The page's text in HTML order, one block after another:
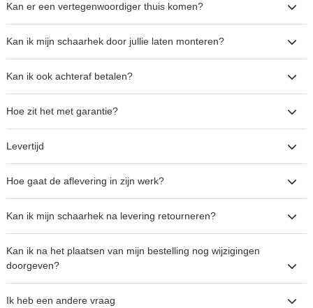
Kan er een vertegenwoordiger thuis komen?
Kan ik mijn schaarhek door jullie laten monteren?
Kan ik ook achteraf betalen?
Hoe zit het met garantie?
Levertijd
Hoe gaat de aflevering in zijn werk?
Kan ik mijn schaarhek na levering retourneren?
Kan ik na het plaatsen van mijn bestelling nog wijzigingen
doorgeven?
Ik heb een andere vraag